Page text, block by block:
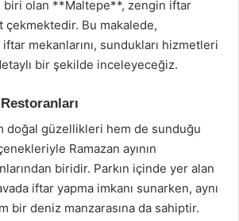
olan **Maltepe**, zengin iftar
çekmektedir. Bu makalede,
mekanlarını, sundukları hizmetleri
bir şekilde inceleyeceğiz.
doğal güzellikleri hem de sunduğu
Ramazan ayının
biridir. Parkın içinde yer alan
iftar yapma imkanı sunarken, aynı
bir deniz manzarasına da sahiptir.